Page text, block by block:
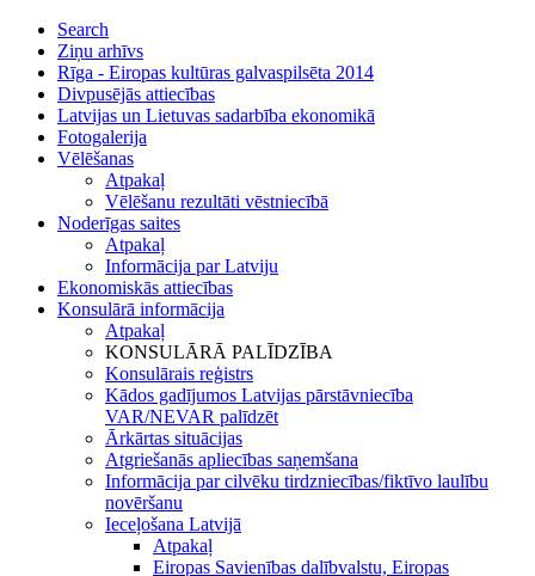
Search
Ziņu arhīvs
Rīga - Eiropas kultūras galvaspilsēta 2014
Divpusējās attiecības
Latvijas un Lietuvas sadarbība ekonomikā
Fotogalerija
Vēlēšanas
Atpakaļ
Vēlēšanu rezultāti vēstniecībā
Noderīgas saites
Atpakaļ
Informācija par Latviju
Ekonomiskās attiecības
Konsulārā informācija
Atpakaļ
KONSULĀRĀ PALĪDZĪBA
Konsulārais reģistrs
Kādos gadījumos Latvijas pārstāvniecība
VAR/NEVAR palīdzēt
Ārkārtas situācijas
Atgriešanās apliecības saņemšana
Informācija par cilvēku tirdzniecības/fiktīvo laulību
novēršanu
Ieceļošana Latvijā
Atpakaļ
Eiropas Savienības dalībvalstu, Eiropas